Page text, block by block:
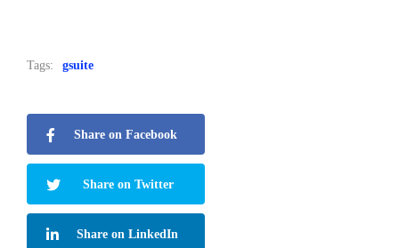
Tags: gsuite
Share on Facebook
Share on Twitter
Share on LinkedIn